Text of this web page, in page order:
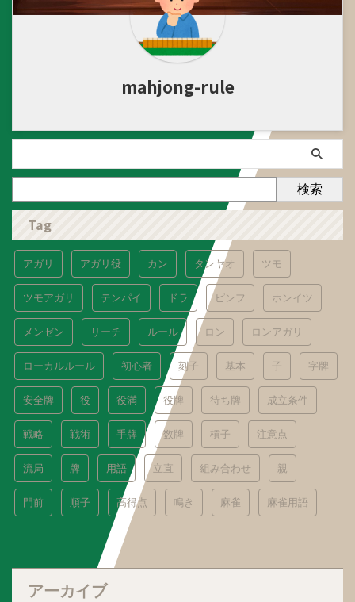
mahjong-rule
検索
Tag
アガリ アガリ役 カン タンヤオ ツモ
ツモアガリ テンパイ ドラ ピンフ ホンイツ
メンゼン リーチ ルール ロン ロンアガリ
ローカルルール 初心者 刻子 基本 子 字牌
安全牌 役 役満 役牌 待ち牌 成立条件
戦略 戦術 手牌 数牌 槓子 注意点
流局 牌 用語 立直 組み合わせ 親
門前 順子 高得点 鳴き 麻雀 麻雀用語
アーカイブ